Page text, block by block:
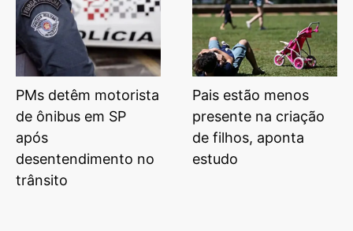
PMs detêm motorista
de ônibus em SP
após
desentendimento no
trânsito
Pais estão menos
presente na criação
de filhos, aponta
estudo